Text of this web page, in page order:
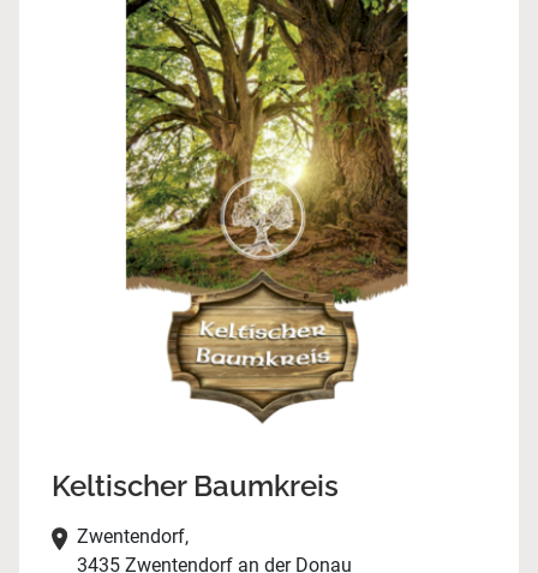
Keltischer Baumkreis
Zwentendorf,
3435 Zwentendorf an der Donau